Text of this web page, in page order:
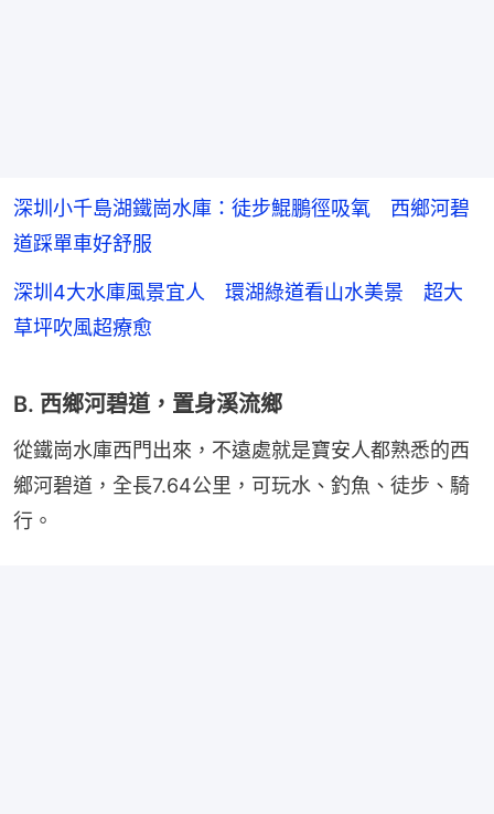
深圳小千島湖鐵崗水庫：徒步鯤鵬徑吸氧 西鄉河碧
道踩單車好舒服
深圳4大水庫風景宜人 環湖綠道看山水美景 超大
草坪吹風超療愈
B. 西鄉河碧道，置身溪流鄉
從鐵崗水庫西門出來，不遠處就是寶安人都熟悉的西
鄉河碧道，全長7.64公里，可玩水、釣魚、徒步、騎
行。